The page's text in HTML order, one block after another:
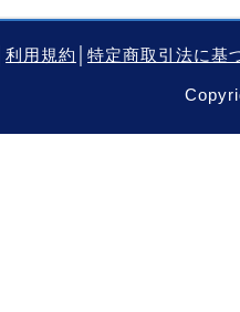
利用規約 特定商取引法に基